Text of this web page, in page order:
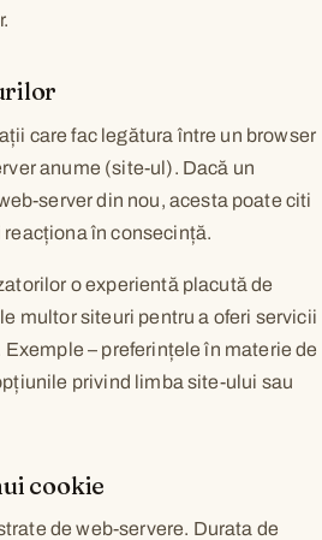
care fac legătura între un browser
anume (site-ul). Dacă un
server din nou, acesta poate citi
în consecință.
o experientă placută de
multor siteuri pentru a oferi servicii
– preferințele în materie de
privind limba site-ului sau
cookie
de web-servere. Durata de